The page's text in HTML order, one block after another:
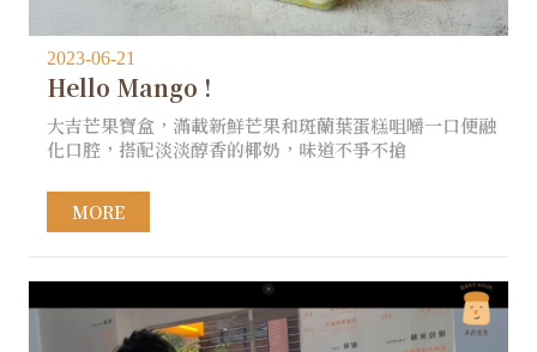
2023-06-21
Hello Mango ! ​
大吉芒果寶盒，滿載新鮮芒果和斑蘭葉蛋糕咀嚼一口便融
化口腔，搭配淡淡醇香的椰奶，味道不爭不搶
MORE